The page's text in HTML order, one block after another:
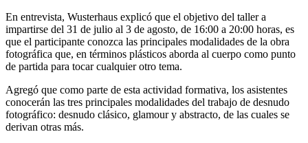
En entrevista, Wusterhaus explicó que el objetivo del taller a
impartirse del 31 de julio al 3 de agosto, de 16:00 a 20:00 horas, es
que el participante conozca las principales modalidades de la obra
fotográfica que, en términos plásticos aborda al cuerpo como punto
de partida para tocar cualquier otro tema.
Agregó que como parte de esta actividad formativa, los asistentes
conocerán las tres principales modalidades del trabajo de desnudo
fotográfico: desnudo clásico, glamour y abstracto, de las cuales se
derivan otras más.